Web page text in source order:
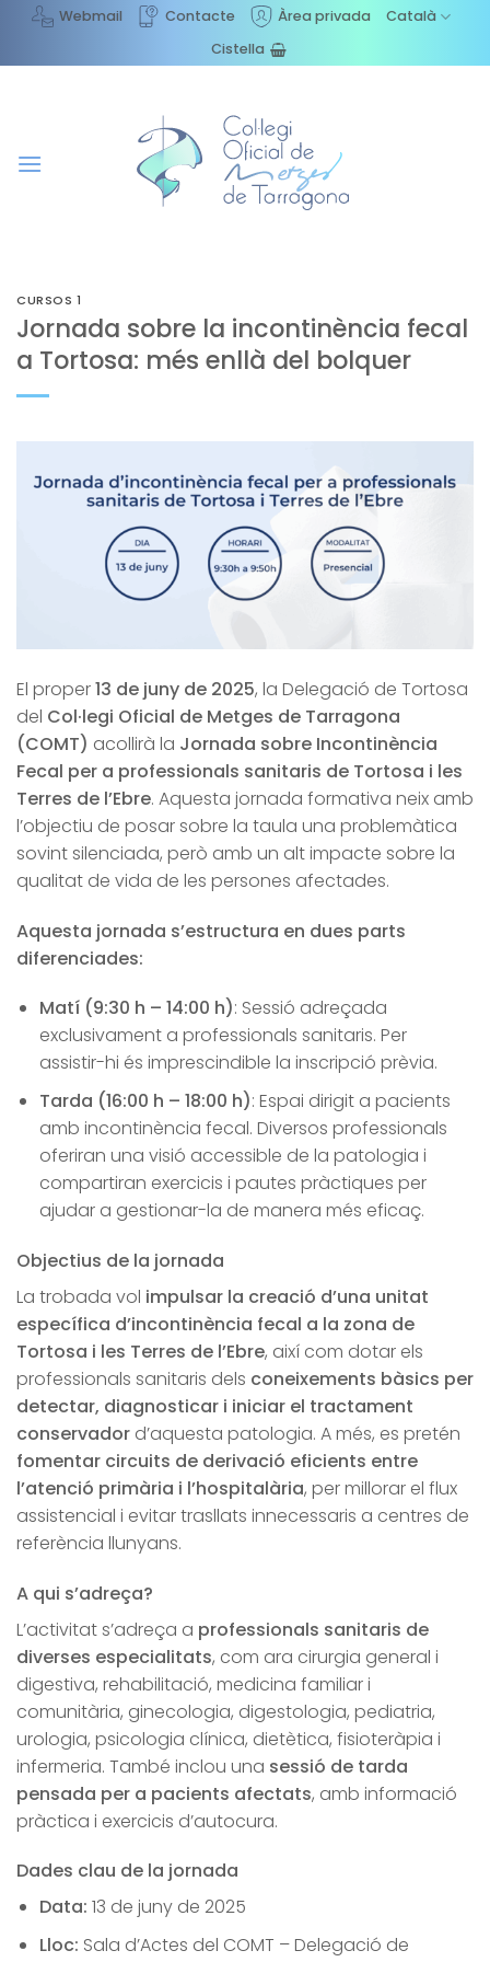
content
Webmail Contacte Àrea privada
Català
Cistella
CURSOS 1
Jornada sobre la incontinència fecal
a Tortosa: més enllà del bolquer
El proper13 de juny de 2025, la Delegació de Tortosa
del Col·legi Oficial de Metges de Tarragona
(COMT) acollirà la Jornada sobre Incontinència
Fecal per a professionals sanitaris de Tortosa i les
Terres de l’Ebre. Aquesta jornada formativa neix amb
l’objectiu de posar sobre la taula una problemàtica
sovint silenciada, però amb un alt impacte sobre la
qualitat de vida de les persones afectades.
Aquesta jornada s’estructura en dues parts
diferenciades:
Matí (9:30 h – 14:00 h): Sessió adreçada
exclusivament a professionals sanitaris. Per
assistir-hi és imprescindible la inscripció prèvia.
Tarda (16:00 h – 18:00 h): Espai dirigit a pacients
amb incontinència fecal. Diversos professionals
oferiran una visió accessible de la patologia i
compartiran exercicis i pautes pràctiques per
ajudar a gestionar-la de manera més eficaç.
Objectius de la jornada
La trobada vol impulsar la creació d’una unitat
específica d’incontinència fecal a la zona de
Tortosa i les Terres de l’Ebre, així com dotar els
professionals sanitaris dels coneixements bàsics per
detectar, diagnosticar i iniciar el tractament
conservador d’aquesta patologia. A més, es pretén
fomentar circuits de derivació eficients entre
l’atenció primària i l’hospitalària, per millorar el flux
assistencial i evitar trasllats innecessaris a centres de
referència llunyans.
A qui s’adreça?
L’activitat s’adreça a professionals sanitaris de
diverses especialitats, com ara cirurgia general i
digestiva, rehabilitació, medicina familiar i
comunitària, ginecologia, digestologia, pediatria,
urologia, psicologia clínica, dietètica, fisioteràpia i
infermeria. També inclou una sessió de tarda
pensada per a pacients afectats, amb informació
pràctica i exercicis d’autocura.
Dades clau de la jornada
Data: 13 de juny de 2025
Lloc: Sala d’Actes del COMT – Delegació de